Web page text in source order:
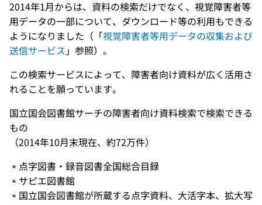
2014年1月からは、資料の検索だけでなく、視覚障害者等
用データの一部について、ダウンロード等の利用もできる
ようになりました（「視覚障害者等用データの収集および
送信サービス 」参照）。
この検索サービスによって、障害者向け資料が広く活用さ
れることを願っています。
国立国会図書館サーチの障害者向け資料検索で検索できる
もの
（2014年10月末現在、約72万件）
点字図書・録音図書全国総合目録
サピエ図書館
国立国会図書館が所蔵する点字資料、大活字本、拡大写